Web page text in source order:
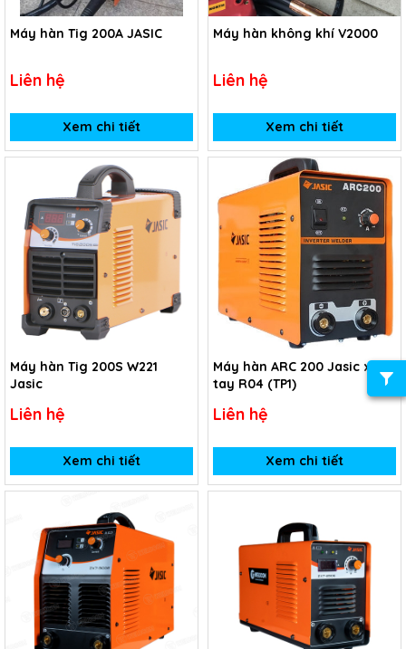
Máy hàn Tig 200A JASIC
Liên hệ
Xem chi tiết
Máy hàn không khí V2000
Liên hệ
Xem chi tiết
Máy hàn Tig 200S W221
Jasic
Liên hệ
Xem chi tiết
Máy hàn ARC 200 Jasic xách
tay R04 (TP1)
Liên hệ
Xem chi tiết